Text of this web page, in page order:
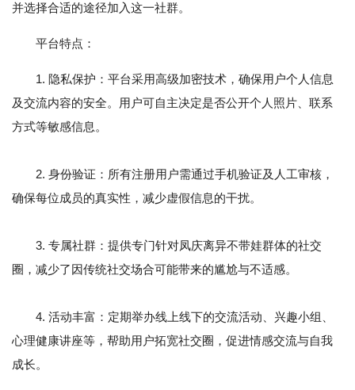
并选择合适的途径加入这一社群。
平台特点：
1. 隐私保护：平台采用高级加密技术，确保用户个人信息
及交流内容的安全。用户可自主决定是否公开个人照片、联系
方式等敏感信息。
2. 身份验证：所有注册用户需通过手机验证及人工审核，
确保每位成员的真实性，减少虚假信息的干扰。
3. 专属社群：提供专门针对凤庆离异不带娃群体的社交
圈，减少了因传统社交场合可能带来的尴尬与不适感。
4. 活动丰富：定期举办线上线下的交流活动、兴趣小组、
心理健康讲座等，帮助用户拓宽社交圈，促进情感交流与自我
成长。